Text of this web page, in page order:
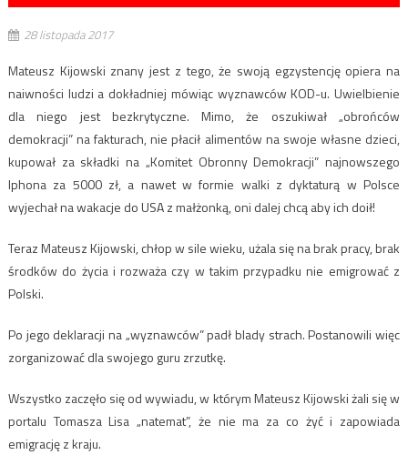
28 listopada 2017
Mateusz Kijowski znany jest z tego, że swoją egzystencję opiera na
naiwności ludzi a dokładniej mówiąc wyznawców KOD-u. Uwielbienie
dla niego jest bezkrytyczne. Mimo, że oszukiwał „obrońców
demokracji” na fakturach, nie płacił alimentów na swoje własne dzieci,
kupował za składki na „Komitet Obronny Demokracji” najnowszego
Iphona za 5000 zł, a nawet w formie walki z dyktaturą w Polsce
wyjechał na wakacje do USA z małżonką, oni dalej chcą aby ich doił!
Teraz Mateusz Kijowski, chłop w sile wieku, użala się na brak pracy, brak
środków do życia i rozważa czy w takim przypadku nie emigrować z
Polski.
Po jego deklaracji na „wyznawców” padł blady strach. Postanowili więc
zorganizować dla swojego guru zrzutkę.
Wszystko zaczęło się od wywiadu, w którym Mateusz Kijowski żali się w
portalu Tomasza Lisa „natemat”, że nie ma za co żyć i zapowiada
emigrację z kraju.